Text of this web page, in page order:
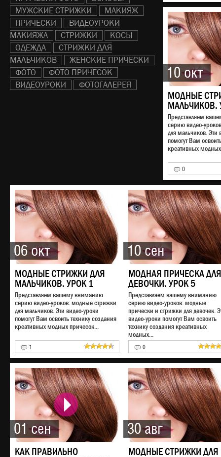
МУЖСКИЕ СТРИЖКИ
МАКИЯЖ
ПРИЧЕСКИ
ВИДЕОУРОКИ
МАКИЯЖА
СТРИЖКИ
КОСЫ
ОДЕЖДА
СТРИЖКИ ДЛЯ
МАЛЬЧИКОВ
ЖЕНСКИЕ ПРИЧЕСКИ
ФОТО
ФОТО ПРИЧЕСОК
ВИДЕОУРОКИ
ФОТОГАЛЕРЕЯ
10 окт
МОДНЫЕ
МАЛЬЧИКОВ.
Представляем
серию видео-
для мальчиков. Эти
помогут Вам
креативных
0
06 окт
МОДНЫЕ СТРИЖКИ ДЛЯ
МАЛЬЧИКОВ. УРОК 1
Представляем вашему вниманию
серию видео-уроков: модные стрижки
для мальчиков. Эти видео-уроки
помогут Вам освоить технику создания
креативных модных причесок...
1
10 сен
МОДНАЯ ПРИЧЕСКА ДЛЯ
ДЕВОЧКИ. УРОК 5
Представляем вашему вниманию
серию видео-уроков: модные
прически и стрижки для девочек.
видео-уроки помогут Вам освоить
технику создания креативных
модных...
0
01 сен
КАК ПРАВИЛЬНО
30 авг
МОДНЫЕ СТРИЖКИ ДЛЯ